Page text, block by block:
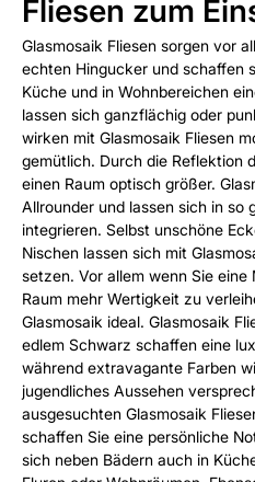
Fliesen zum
Glasmosaik Fliesen sorgen vor
echten Hingucker und schaffen
Küche und in Wohnbereichen
lassen sich ganzflächig oder
wirken mit Glasmosaik Fliesen
gemütlich. Durch die Reflektion
einen Raum optisch größer.
Allrounder und lassen sich in so
integrieren. Selbst unschöne
Nischen lassen sich mit
setzen. Vor allem wenn Sie
Raum mehr Wertigkeit zu
Glasmosaik ideal. Glasmosaik
edlem Schwarz schaffen eine
während extravagante Farben
jugendliches Aussehen
ausgesuchten Glasmosaik
schaffen Sie eine persönliche
sich neben Bädern auch in